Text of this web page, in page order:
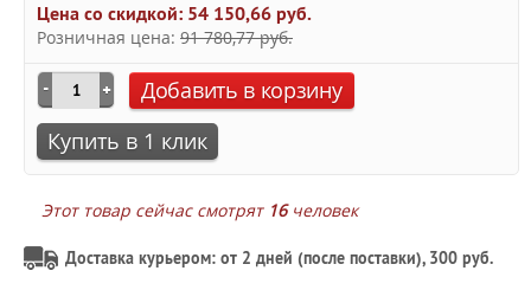
Цена со скидкой: 54 150,66 руб.
Розничная цена: 91 780,77 руб.
Добавить в корзину
Купить в 1 клик
Этот товар сейчас смотрят 16человек
Доставка курьером: от 2 дней (после поставки), 300 руб.